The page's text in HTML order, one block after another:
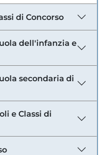
di Concorso
dell'infanzia e
secondaria di
e Classi di